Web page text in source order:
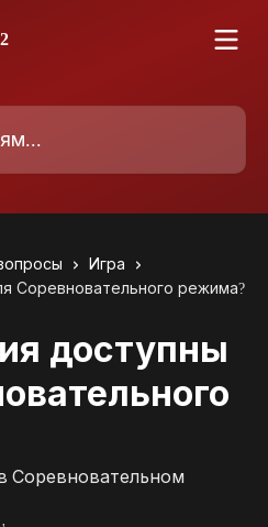
Игра
Соревновательного режима?
доступны
Соревновательном